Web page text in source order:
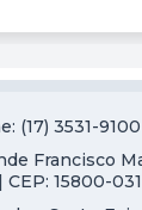
(17) 3531-9100
Francisco
15800-031